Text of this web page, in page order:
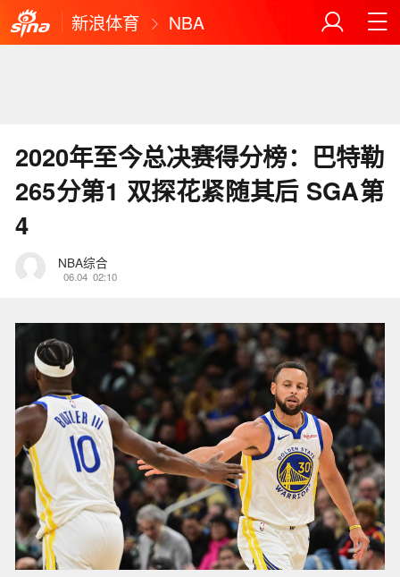
新浪体育 NBA
2020年至今总决赛得分榜：巴特勒
265分第1 双探花紧随其后 SGA第
4
NBA综合
06.04 02:10